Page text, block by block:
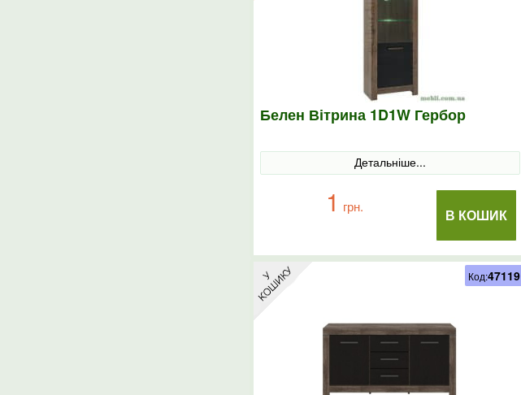
Белен Вітрина 1D1W Гербор
Детальніше...
В КОШИК
1 грн.
Код:47119